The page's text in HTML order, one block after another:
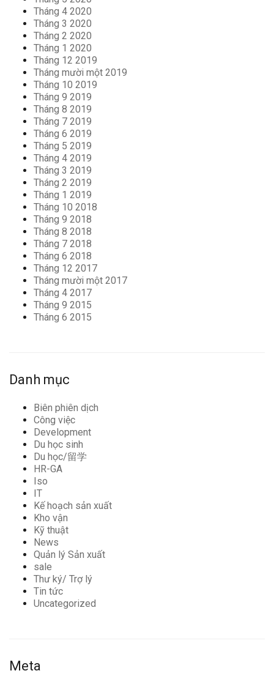
Tháng 4 2020
Tháng 3 2020
Tháng 2 2020
Tháng 1 2020
Tháng 12 2019
Tháng mười một 2019
Tháng 10 2019
Tháng 9 2019
Tháng 8 2019
Tháng 7 2019
Tháng 6 2019
Tháng 5 2019
Tháng 4 2019
Tháng 3 2019
Tháng 2 2019
Tháng 1 2019
Tháng 10 2018
Tháng 9 2018
Tháng 8 2018
Tháng 7 2018
Tháng 6 2018
Tháng 12 2017
Tháng mười một 2017
Tháng 4 2017
Tháng 9 2015
Tháng 6 2015
Danh mục
Biên phiên dịch
Công việc
Development
Du học sinh
Du học/留学
HR-GA
Iso
IT
Kế hoạch sản xuất
Kho vận
Kỹ thuật
News
Quản lý Sản xuất
sale
Thư ký/ Trợ lý
Tin tức
Uncategorized
Meta